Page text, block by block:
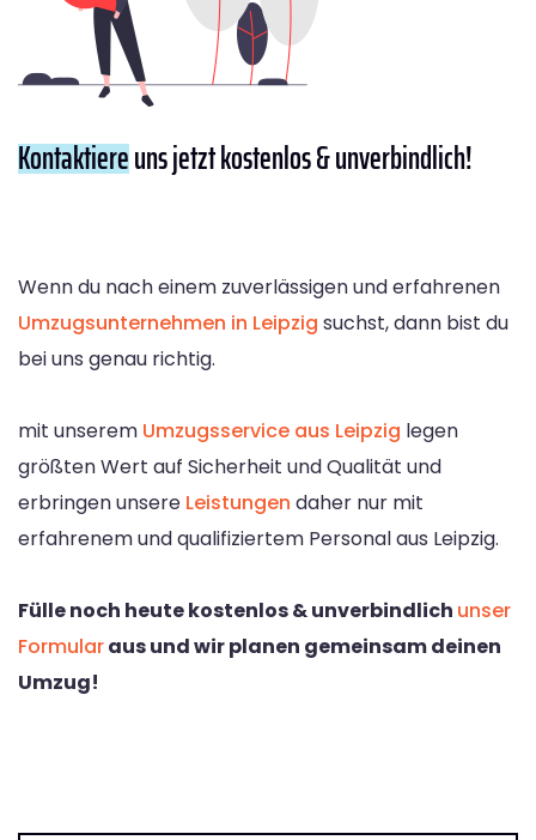
Kontaktiereuns jetzt kostenlos & unverbindlich!
Wenn du nach einem zuverlässigen und erfahrenen
Umzugsunternehmen in Leipzig suchst, dann bist du
bei uns genau richtig.
mit unserem Umzugsservice aus Leipzig legen
größten Wert auf Sicherheit und Qualität und
erbringen unsere Leistungen daher nur mit
erfahrenem und qualifiziertem Personal aus Leipzig.
Fülle noch heute kostenlos & unverbindlich unser
Formularaus und wir planen gemeinsam deinen
Umzug!